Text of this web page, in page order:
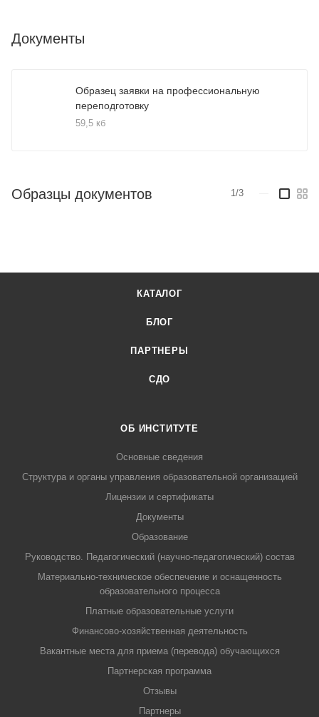
Документы
Образец заявки на профессиональную
переподготовку
59,5 кб
Образцы документов 1/3
КАТАЛОГ
БЛОГ
ПАРТНЕРЫ
СДО
ОБ ИНСТИТУТЕ
Основные сведения
Структура и органы управления образовательной организацией
Лицензии и сертификаты
Документы
Образование
Руководство. Педагогический (научно-педагогический) состав
Материально-техническое обеспечение и оснащенность
образовательного процесса
Платные образовательные услуги
Финансово-хозяйственная деятельность
Вакантные места для приема (перевода) обучающихся
Партнерская программа
Отзывы
Партнеры